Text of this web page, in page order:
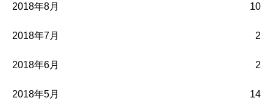
2018年8月 10
2018年7月 2
2018年6月 2
2018年5月 14